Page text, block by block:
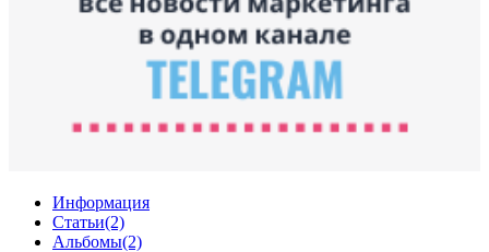
Информация
Статьи(2)
Альбомы(2)